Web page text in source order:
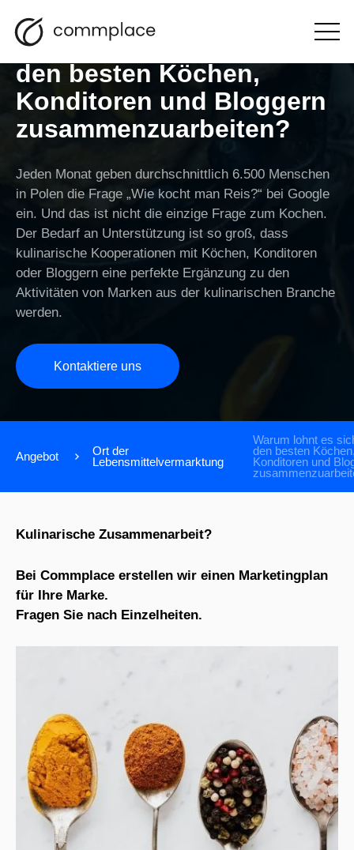
Warum lohnt es sich, mit
den besten Köchen,
Konditoren und Bloggern
zusammenzuarbeiten?
Jeden Monat geben durchschnittlich 6.500 Menschen
in Polen die Frage „Wie kocht man Reis?“ bei Google
ein. Und das ist nicht die einzige Frage zum Kochen.
Der Bedarf an Unterstützung ist so groß, dass
kulinarische Kooperationen mit Köchen, Konditoren
oder Bloggern eine perfekte Ergänzung zu den
Aktivitäten von Marken aus der kulinarischen Branche
werden.
Kontaktiere uns
Angebot
Ort der
Lebensmittelvermarktung
Warum lohnt es
den besten
Konditoren und
Kulinarische Zusammenarbeit?
Bei Commplace erstellen wir einen Marketingplan
für Ihre Marke.
Fragen Sie nach Einzelheiten.